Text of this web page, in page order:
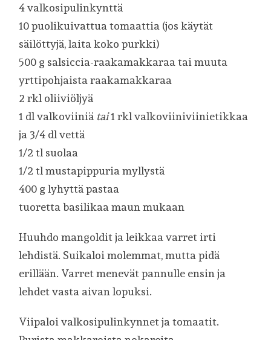
4 valkosipulinkynttä
10 puolikuivattua tomaattia (jos käytät
säilöttyjä, laita koko purkki)
500 g salsiccia-raakamakkaraa tai muuta
yrttipohjaista raakamakkaraa
2 rkl oliiviöljyä
1 dl valkoviiniä tai1 rkl valkoviiniviinietikkaa
ja 3/4 dl vettä
1/2 tl suolaa
1/2 tl mustapippuria myllystä
400 g lyhyttä pastaa
tuoretta basilikaa maun mukaan
Huuhdo mangoldit ja leikkaa varret irti
lehdistä. Suikaloi molemmat, mutta pidä
erillään. Varret menevät pannulle ensin ja
lehdet vasta aivan lopuksi.
Viipaloi valkosipulinkynnet ja tomaatit.